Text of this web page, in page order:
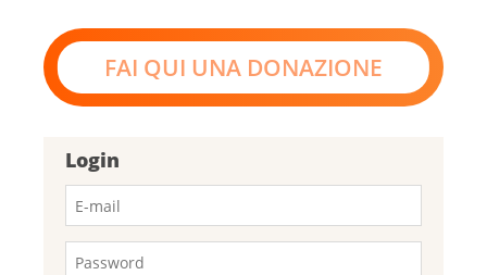
FAI QUI UNA DONAZIONE
Login